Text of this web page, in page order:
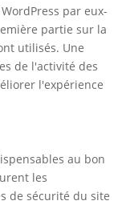
par eux-
partie sur la
utilisés. Une
de l'activité des
l'expérience
au bon
les
de sécurité du site